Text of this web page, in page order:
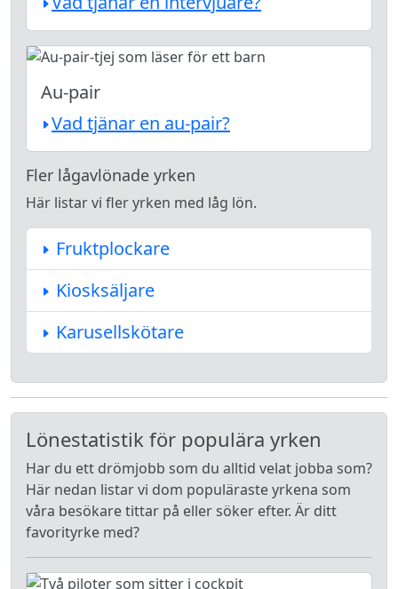
Au-pair
Vad tjänar en au-pair?
Fler lågavlönade yrken
Här listar vi fler yrken med låg lön.
Fruktplockare
Kiosksäljare
Karusellskötare
Lönestatistik för populära yrken
Har du ett drömjobb som du alltid velat jobba som?
Här nedan listar vi dom populäraste yrkena som
våra besökare tittar på eller söker efter. Är ditt
favorityrke med?